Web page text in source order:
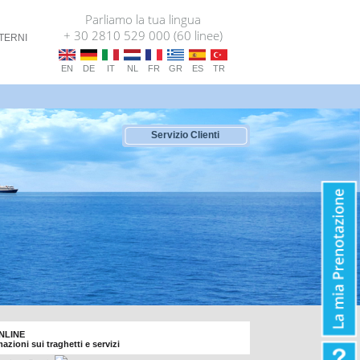
Parliamo la tua lingua
+ 30 2810 529 000 (60 linee)
EN DE IT NL FR GR ES TR
Servizio Clienti
sui traghetti e servizi